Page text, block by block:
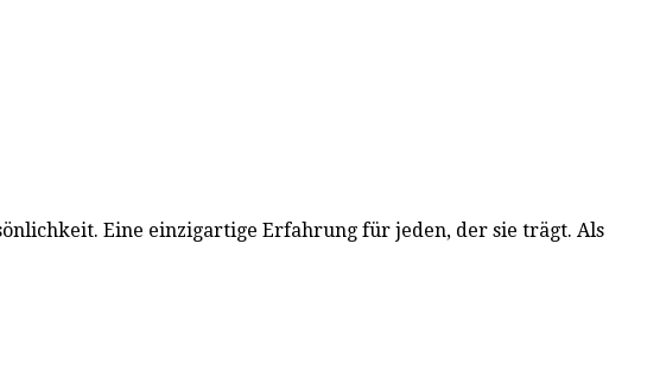
Eine einzigartige Erfahrung für jeden, der sie trägt. Als